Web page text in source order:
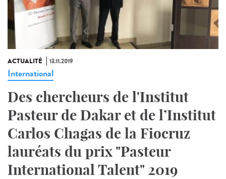
ACTUALITÉ 13.11.2019
International
Des chercheurs de l'Institut
Pasteur de Dakar et de l’Institut
Carlos Chagas de la Fiocruz
lauréats du prix "Pasteur
International Talent" 2019